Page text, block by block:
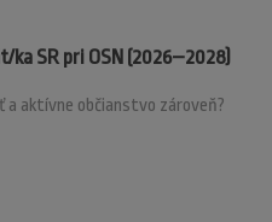
ka SR pri OSN (2026–2028)
a aktívne občianstvo zároveň?